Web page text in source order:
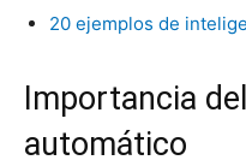
20 ejemplos de
Importancia
automático